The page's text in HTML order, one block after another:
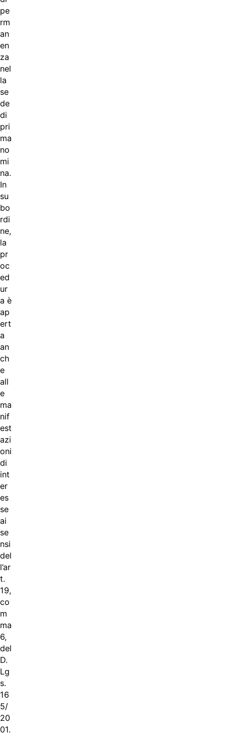
pe
rm
an
en
za
nel
la
se
de
di
pri
ma
no
mi
na.
In
su
bo
rdi
ne,
la
pr
oc
ed
ur
a è
ap
ert
a
an
ch
e
all
e
ma
nif
est
azi
oni
di
int
er
es
se
ai
se
nsi
del
l’ar
t.
19,
co
m
ma
6,
del
D.
Lg
s.
16
5/
20
01.